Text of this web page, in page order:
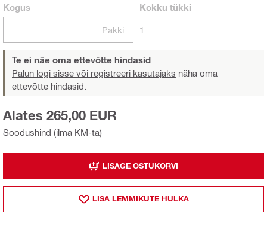
Kogus
Pakki
Kokku tükki
1
Te ei näe oma ettevõtte hindasid
Palun logi sisse või registreeri kasutajaks näha oma
ettevõtte hindasid.
Soodushind (ilma KM-ta)
Alates 265,00 EUR
LISAGE OSTUKORVI
LISA LEMMIKUTE HULKA